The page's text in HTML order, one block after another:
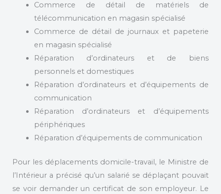
Commerce de détail de matériels de
télécommunication en magasin spécialisé
Commerce de détail de journaux et papeterie
en magasin spécialisé
Réparation d’ordinateurs et de biens
personnels et domestiques
Réparation d’ordinateurs et d’équipements de
communication
Réparation d’ordinateurs et d’équipements
périphériques
Réparation d’équipements de communication
Pour les déplacements domicile-travail, le Ministre de
l’Intérieur a précisé qu’un salarié se déplaçant pouvait
se voir demander un certificat de son employeur. Le